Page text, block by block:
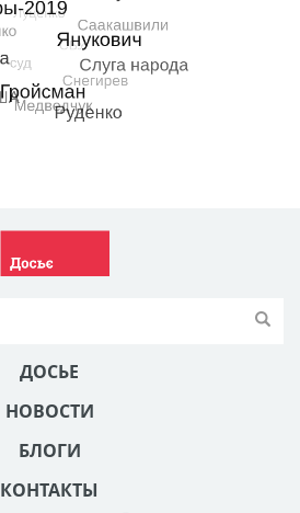
ДОСЬЕ
НОВОСТИ
БЛОГИ
КОНТАКТЫ